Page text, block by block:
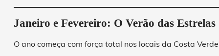
Janeiro e Fevereiro: O Verão das Estrelas
O ano começa com força total nos locais da Costa